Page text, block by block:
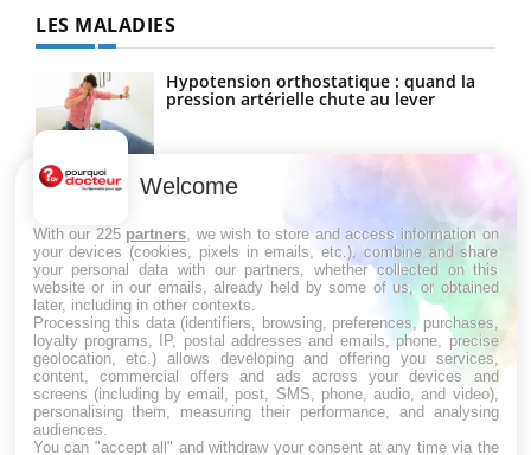
LES MALADIES
Hypotension orthostatique : quand la
pression artérielle chute au lever
Drépanocytose : une déformation des
globules rouges aux conséquences
Maladie de Charcot (Sclérose latérale
amyotrophique)
Welcome
With our 225 partners , we wish to store and access information on
your devices (cookies, pixels in emails, etc.), combine and share
your personal data with our partners, whether collected on this
website or in our emails, already held by some of us, or obtained
later, including in other contexts.
Processing this data (identifiers, browsing, preferences, purchases,
loyalty programs, IP, postal addresses and emails, phone, precise
geolocation, etc.) allows developing and offering you services,
content, commercial offers and ads across your devices and
screens (including by email, post, SMS, phone, audio, and video),
personalising them, measuring their performance, and analysing
audiences.
You can "accept all" and withdraw your consent at any time via the